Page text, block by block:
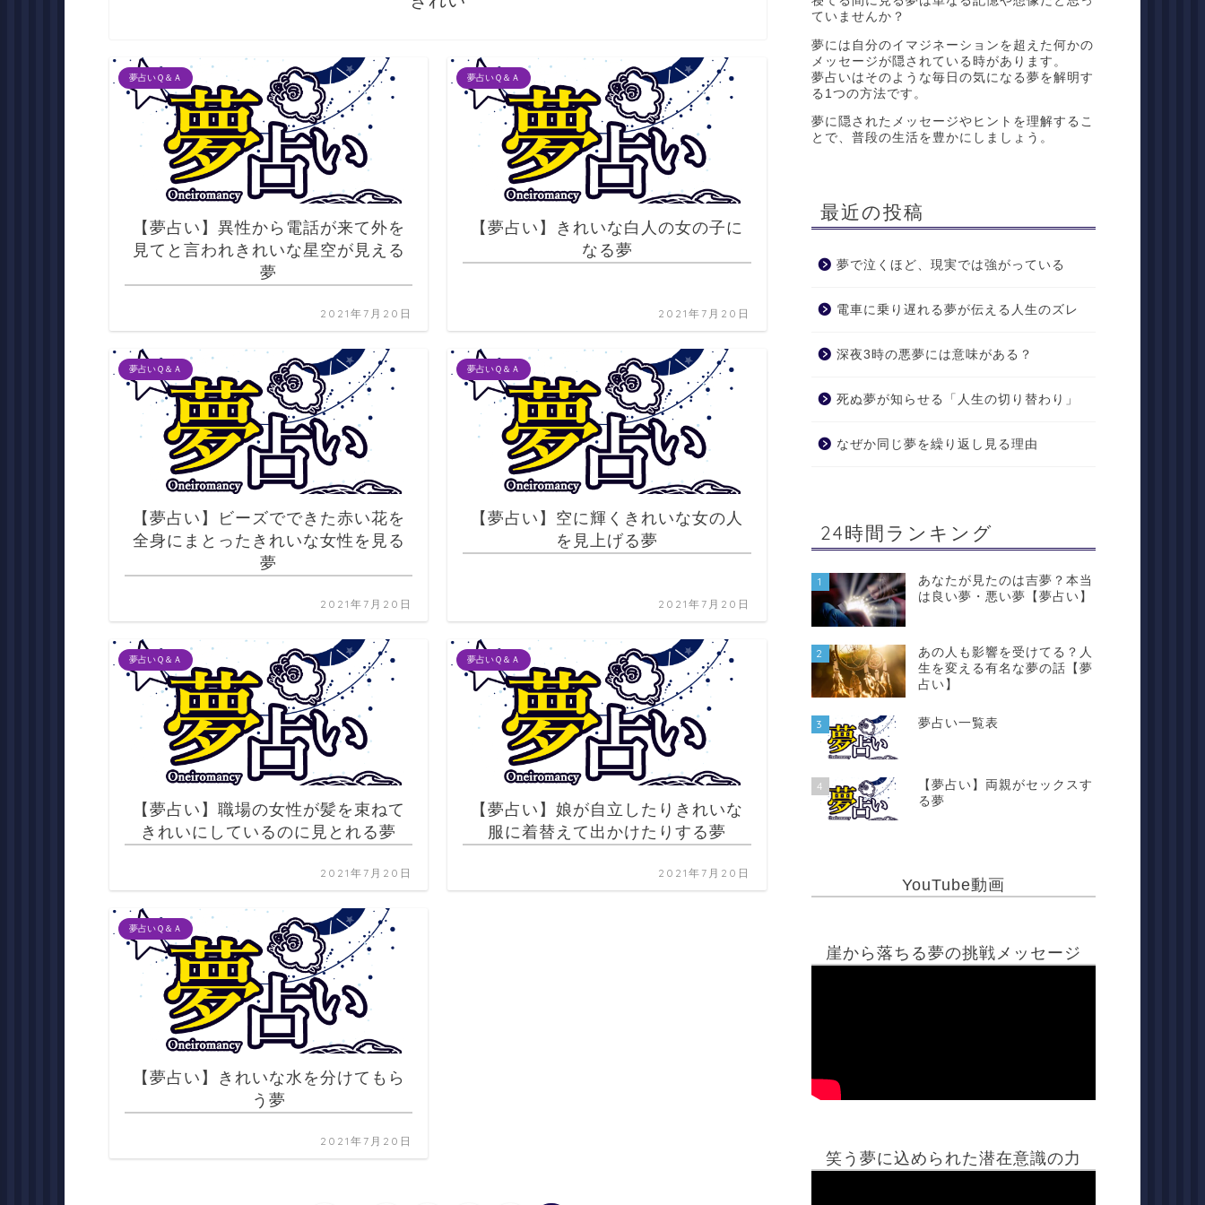
夢占いＱ＆Ａ
【夢占い】異性から電話が来て外を
見てと言われきれいな星空が見える
夢
2021年7月20日
夢占いＱ＆Ａ
【夢占い】きれいな白人の女の子に
なる夢
2021年7月20日
夢占いＱ＆Ａ
【夢占い】ビーズでできた赤い花を
全身にまとったきれいな女性を見る
夢
2021年7月20日
夢占いＱ＆Ａ
【夢占い】空に輝くきれいな女の人
を見上げる夢
2021年7月20日
夢占いＱ＆Ａ
【夢占い】職場の女性が髪を束ねて
きれいにしているのに見とれる夢
2021年7月20日
夢占いＱ＆Ａ
【夢占い】娘が自立したりきれいな
服に着替えて出かけたりする夢
2021年7月20日
夢占いＱ＆Ａ
【夢占い】きれいな水を分けてもら
う夢
2021年7月20日
ていませんか？
夢には自分のイマジネーションを超えた何かの
メッセージが隠されている時があります。
夢占いはそのような毎日の気になる夢を解明す
る1つの方法です。
夢に隠されたメッセージやヒントを理解するこ
とで、普段の生活を豊かにしましょう。
最近の投稿
夢で泣くほど、現実では強がっている
電車に乗り遅れる夢が伝える人生のズレ
深夜3時の悪夢には意味がある？
死ぬ夢が知らせる「人生の切り替わり」
なぜか同じ夢を繰り返し見る理由
24時間ランキング
1
あなたが見たのは吉夢？本当
は良い夢・悪い夢【夢占い】
2
あの人も影響を受けてる？人
生を変える有名な夢の話【夢
占い】
3 夢占い一覧表
4
【夢占い】両親がセックスす
る夢
YouTube動画
崖から落ちる夢の挑戦メッセージ
笑う夢に込められた潜在意識の力